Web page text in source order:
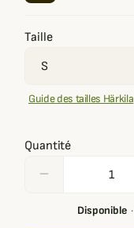
Taille
Guide des tailles Härkila
Quantité
remove
Disponible·